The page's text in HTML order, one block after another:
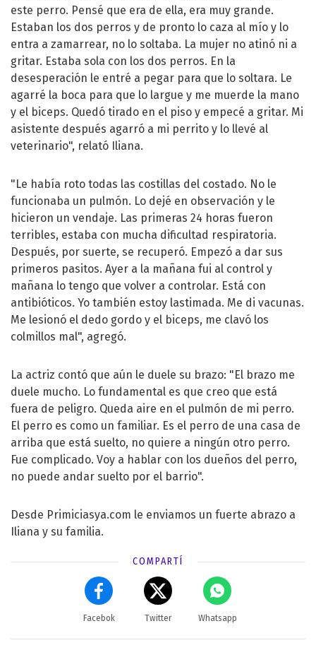
este perro. Pensé que era de ella, era muy grande.
Estaban los dos perros y de pronto lo caza al mío y lo
entra a zamarrear, no lo soltaba. La mujer no atinó ni a
gritar. Estaba sola con los dos perros. En la
desesperación le entré a pegar para que lo soltara. Le
agarré la boca para que lo largue y me muerde la mano
y el biceps. Quedó tirado en el piso y empecé a gritar. Mi
asistente después agarró a mi perrito y lo llevé al
veterinario", relató Iliana.
"Le había roto todas las costillas del costado. No le
funcionaba un pulmón. Lo dejé en observación y le
hicieron un vendaje. Las primeras 24 horas fueron
terribles, estaba con mucha dificultad respiratoria.
Después, por suerte, se recuperó. Empezó a dar sus
primeros pasitos. Ayer a la mañana fui al control y
mañana lo tengo que volver a controlar. Está con
antibióticos. Yo también estoy lastimada. Me di vacunas.
Me lesionó el dedo gordo y el biceps, me clavó los
colmillos mal", agregó.
La actriz contó que aún le duele su brazo: "El brazo me
duele mucho. Lo fundamental es que creo que está
fuera de peligro. Queda aire en el pulmón de mi perro.
El perro es como un familiar. Es el perro de una casa de
arriba que está suelto, no quiere a ningún otro perro.
Fue complicado. Voy a hablar con los dueños del perro,
no puede andar suelto por el barrio".
Desde Primiciasya.com le enviamos un fuerte abrazo a
Iliana y su familia.
COMPARTÍ
Facebok Twitter Whatsapp